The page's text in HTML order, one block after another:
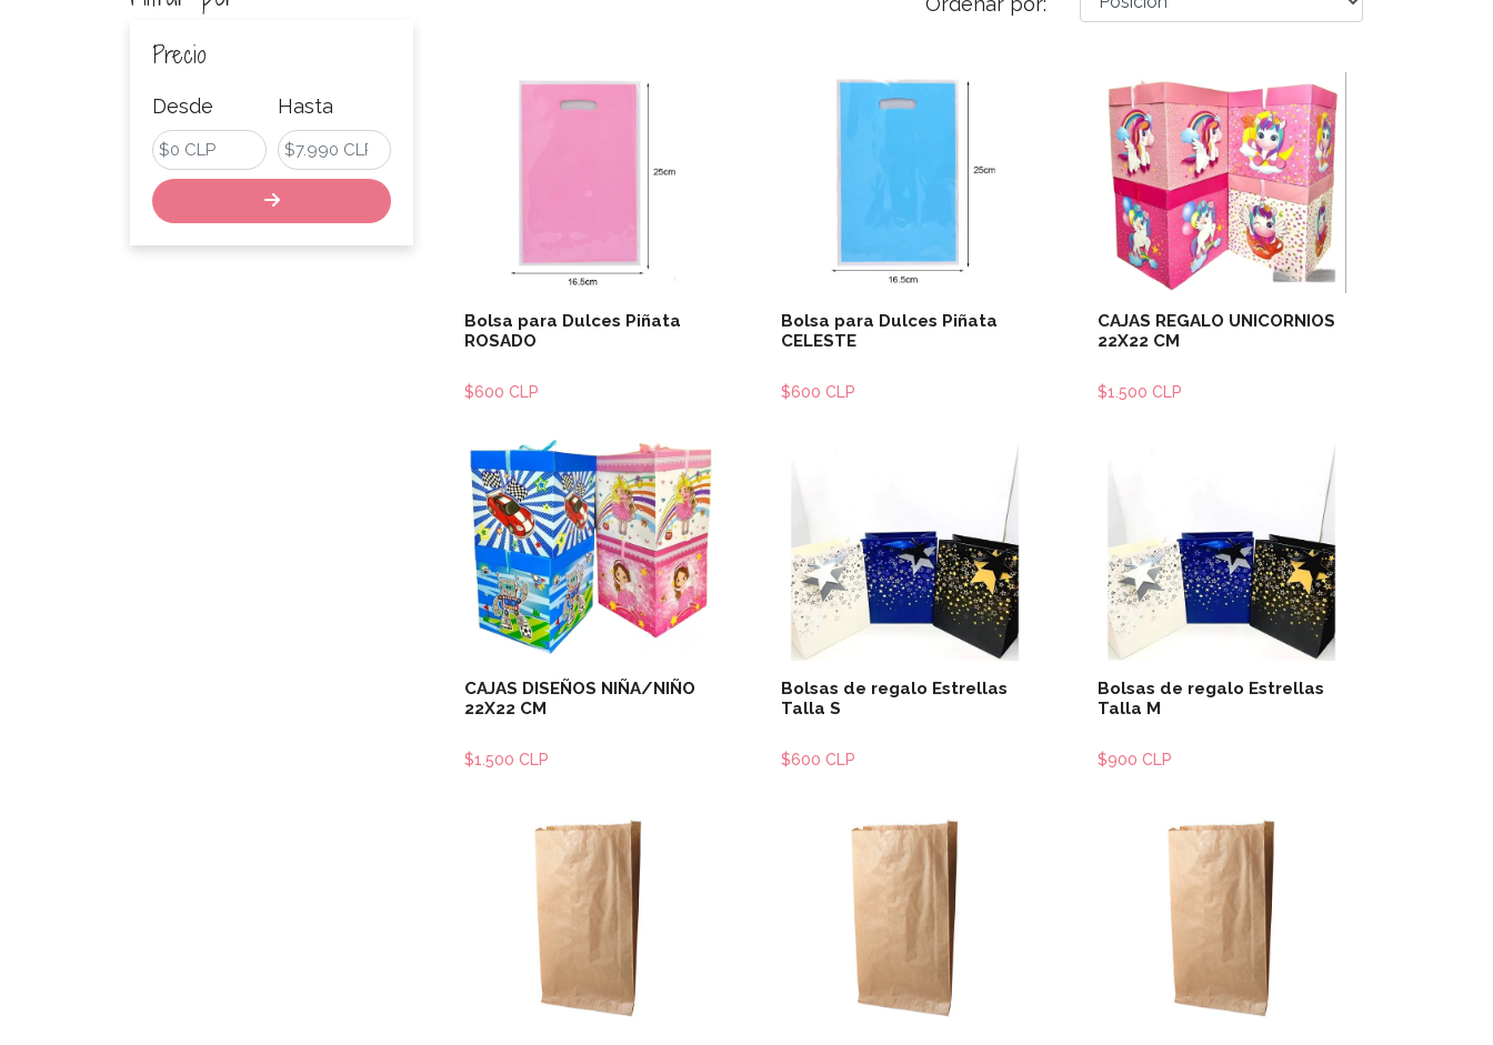
Precio
Desde Hasta
Bolsa para Dulces Piñata
ROSADO
$600 CLP
Bolsa para Dulces Piñata
CELESTE
$600 CLP
CAJAS REGALO UNICORNIOS
22X22 CM
Ver detalles
$1.500 CLP
CAJAS DISEÑOS NIÑA/NIÑO
22X22 CM
Ver detalles
$1.500 CLP
Bolsas de regalo Estrellas
Talla S
Ver detalles
$600 CLP
Bolsas de regalo Estrellas
Talla M
Ver detalles
$900 CLP
Ver detalles Ver detalles Ver detalles